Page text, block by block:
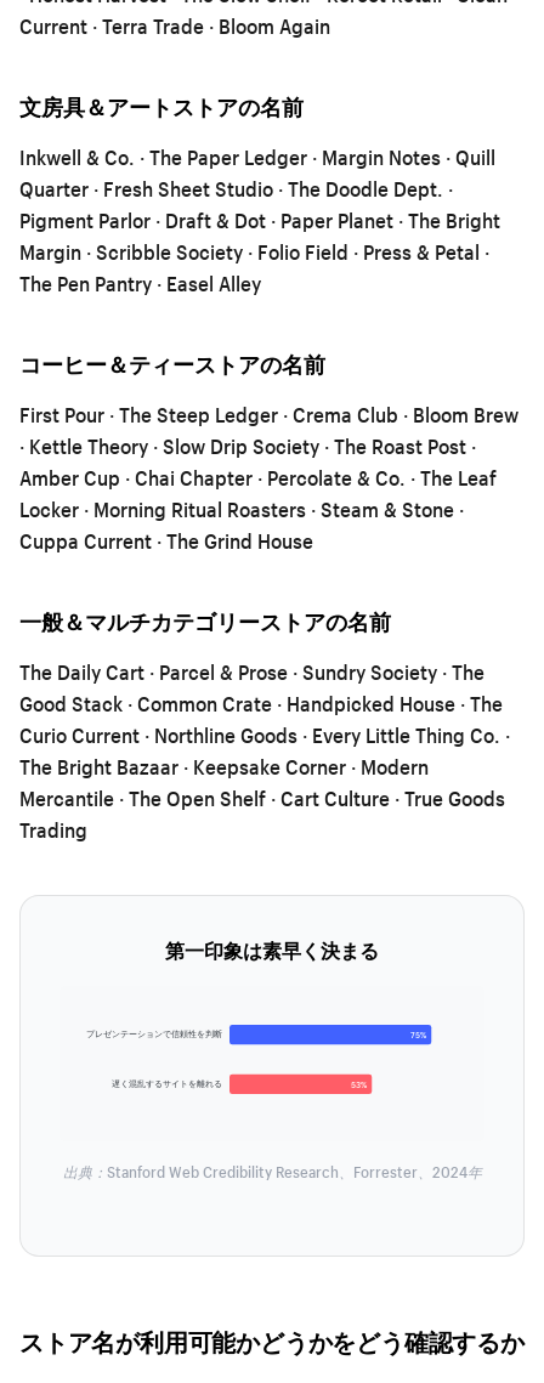
Current · Terra Trade · Bloom Again
文房具＆アートストアの名前
Inkwell & Co. · The Paper Ledger · Margin Notes · Quill
Quarter · Fresh Sheet Studio · The Doodle Dept. ·
Pigment Parlor · Draft & Dot · Paper Planet · The Bright
Margin · Scribble Society · Folio Field · Press & Petal ·
The Pen Pantry · Easel Alley
コーヒー＆ティーストアの名前
First Pour · The Steep Ledger · Crema Club · Bloom Brew
· Kettle Theory · Slow Drip Society · The Roast Post ·
Amber Cup · Chai Chapter · Percolate & Co. · The Leaf
Locker · Morning Ritual Roasters · Steam & Stone ·
Cuppa Current · The Grind House
一般＆マルチカテゴリーストアの名前
The Daily Cart · Parcel & Prose · Sundry Society · The
Good Stack · Common Crate · Handpicked House · The
Curio Current · Northline Goods · Every Little Thing Co. ·
The Bright Bazaar · Keepsake Corner · Modern
Mercantile · The Open Shelf · Cart Culture · True Goods
Trading
第一印象は素早く決まる
プレゼンテーションで信頼性を判断 75%
遅く混乱するサイトを離れる 53%
出典：Stanford Web Credibility Research、Forrester、2024年
ストア名が利用可能かどうかをどう確認するか